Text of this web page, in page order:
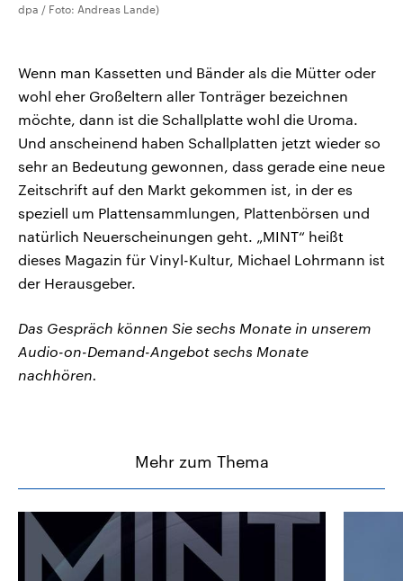
dpa / Foto: Andreas Lande)
Wenn man Kassetten und Bänder als die Mütter oder
wohl eher Großeltern aller Tonträger bezeichnen
möchte, dann ist die Schallplatte wohl die Uroma.
Und anscheinend haben Schallplatten jetzt wieder so
sehr an Bedeutung gewonnen, dass gerade eine neue
Zeitschrift auf den Markt gekommen ist, in der es
speziell um Plattensammlungen, Plattenbörsen und
natürlich Neuerscheinungen geht. „MINT“ heißt
dieses Magazin für Vinyl-Kultur, Michael Lohrmann ist
der Herausgeber.
Das Gespräch können Sie sechs Monate in unserem
Audio-on-Demand-Angebot sechs Monate
nachhören.
Mehr zum Thema